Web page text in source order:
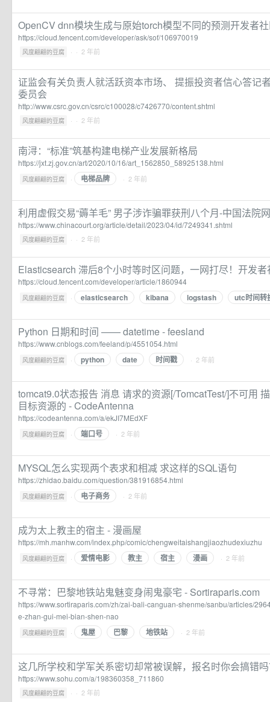
OpenCV dnn模块生成与原始torch模型不同的预测开发者
https://cloud.tencent.com/developer/ask/sof/106970019
风度翩翩的豆腐 · · 2 年前
证监会有关负责人就活跃资本市场、 提振投资者信心答记
委员会
http://www.csrc.gov.cn/csrc/c100028/c7426770/content.shtml
风度翩翩的豆腐 · · 2 年前
南浔：“标准”筑基构建电梯产业发展新格局
https://jxt.zj.gov.cn/art/2020/10/16/art_1562850_58925138.html
风度翩翩的豆腐 · 电梯品牌 · 2 年前
利用虚假交易“薅羊毛” 男子涉诈骗罪获刑八个月-中国法院网
https://www.chinacourt.org/article/detail/2023/04/id/7249341.shtml
风度翩翩的豆腐 · · 2 年前
Elasticsearch 滞后8个小时等时区问题，一网打尽！开发者
https://cloud.tencent.com/developer/article/1860944
风度翩翩的豆腐 · elasticsearch kibana logstash utc时间转
Python 日期和时间 —— datetime - feesland
https://www.cnblogs.com/feeland/p/4551054.html
风度翩翩的豆腐 · python date 时间戳 · 2 年前
tomcat9.0状态报告 消息 请求的资源[/TomcatTest/]不可用
目标资源的 - CodeAntenna
https://codeantenna.com/a/ekJI7MEdXF
风度翩翩的豆腐 · 端口号 · 2 年前
MYSQL怎么实现两个表求和相减 求这样的SQL语句
https://zhidao.baidu.com/question/381916854.html
风度翩翩的豆腐 · 电子商务 · 2 年前
成为太上教主的宿主 - 漫画屋
https://mh.manhw.com/index.php/comic/chengweitaishangjiaozhudexiuzhu
风度翩翩的豆腐 · 爱情电影 教主 宿主 漫画 · 2 年前
不寻常：巴黎地铁站鬼魅变身闹鬼豪宅 - Sortiraparis.com
https://www.sortiraparis.com/zh/zai-bali-canguan-shenme/sanbu/articles/
e-zhan-gui-mei-bian-shen-nao
风度翩翩的豆腐 · 鬼屋 巴黎 地铁站 · 2 年前
这几所学校和学军关系密切却常被误解，报名时你会搞错
https://www.sohu.com/a/198360358_711860
风度翩翩的豆腐 · · 2 年前